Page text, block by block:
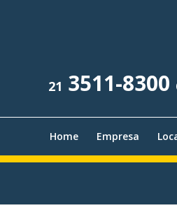
21 3511-8300
Home Empresa